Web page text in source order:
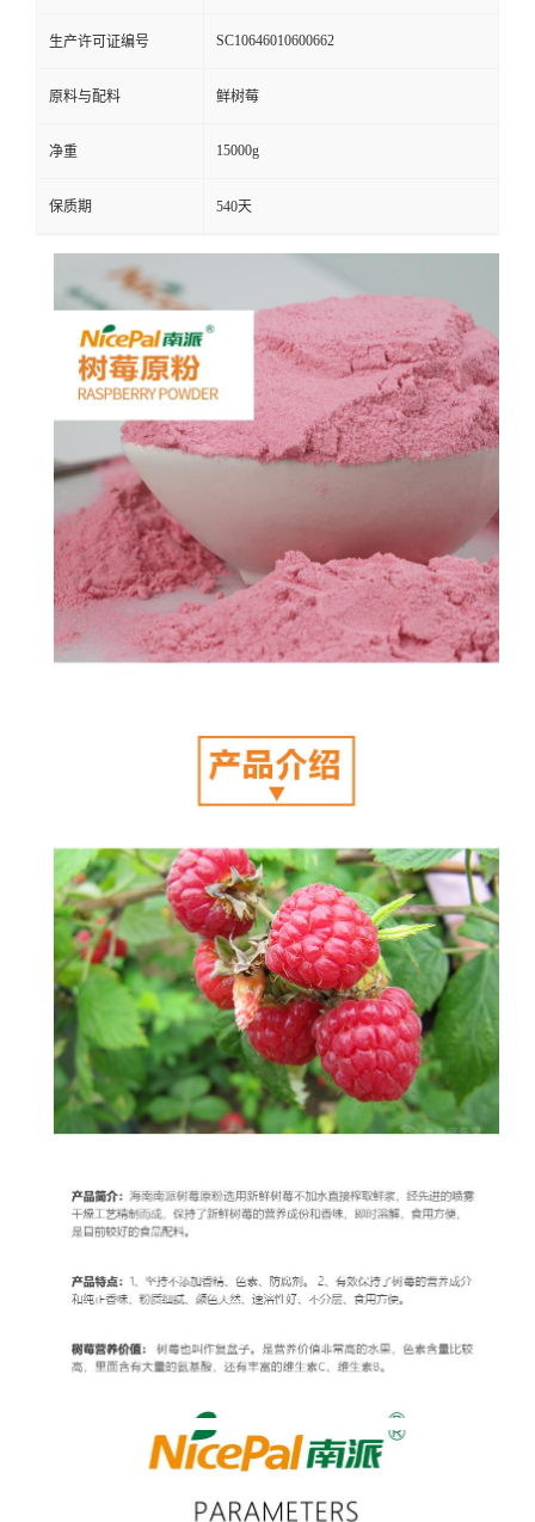
生产许可证编号 SC10646010600662
原料与配料 鲜树莓
净重 15000g
保质期 540天